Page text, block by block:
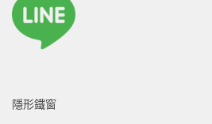
隱形鐵窗